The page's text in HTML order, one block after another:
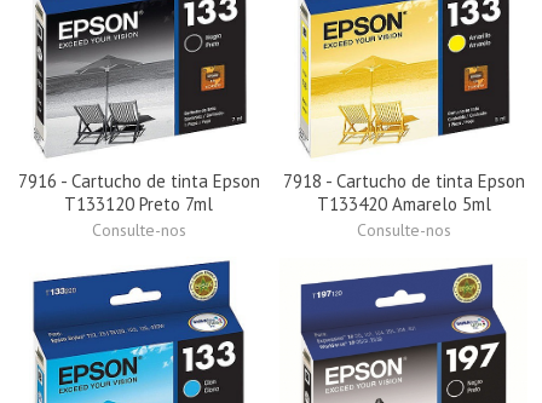
7916 - Cartucho de tinta Epson
T133120 Preto 7ml
Consulte-nos
7918 - Cartucho de tinta Epson
T133420 Amarelo 5ml
Consulte-nos